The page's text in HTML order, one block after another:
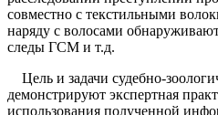
совместно с текстильными
наряду с волосами
следы ГСМ и т.д.
Цель и задачи судебно-
демонстрируют экспертная
использования полученной